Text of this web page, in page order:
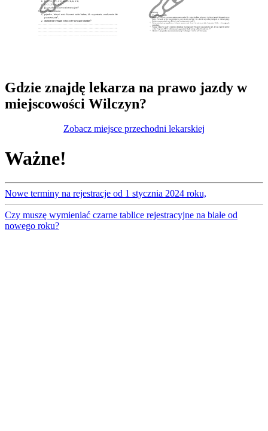
Gdzie znajdę lekarza na prawo jazdy w
miejscowości Wilczyn?
Zobacz miejsce przechodni lekarskiej
Ważne!
Nowe terminy na rejestracje od 1 stycznia 2024 roku,
Czy muszę wymieniać czarne tablice rejestracyjne na białe od
nowego roku?